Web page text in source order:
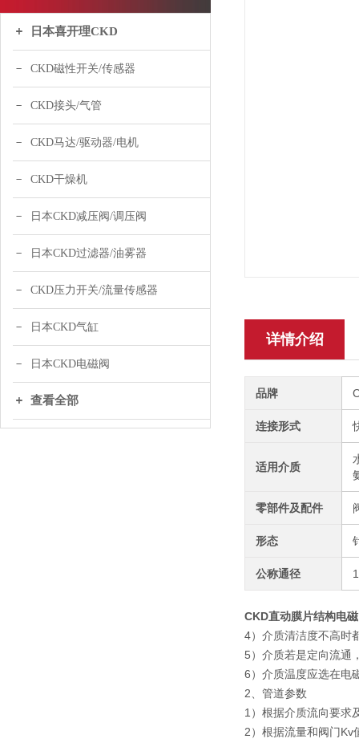
日本喜开理CKD
CKD磁性开关/传感器
CKD接头/气管
CKD马达/驱动器/电机
CKD干燥机
日本CKD减压阀/调压阀
日本CKD过滤器/油雾器
CKD压力开关/流量传感器
日本CKD气缸
日本CKD电磁阀
查看全部
详情介绍
品牌
连接形式
适用介质
零部件及配件
形态
公称通径
CKD直动膜片结构电
4）介质清洁度不高时
5）介质若是定向流通
6）介质温度应选在电
2、管道参数
1）根据介质流向要求
2）根据流量和阀门Kv